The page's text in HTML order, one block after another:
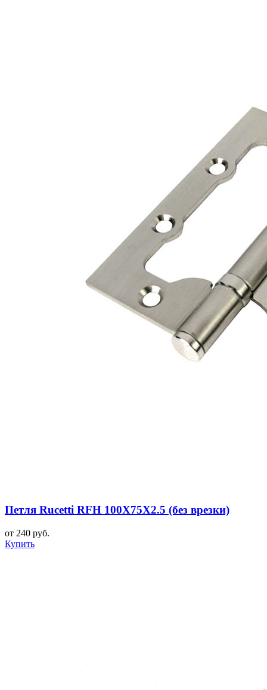
Петля Rucetti RFH 100X75X2.5 (без врезки)
от 240 руб.
Купить